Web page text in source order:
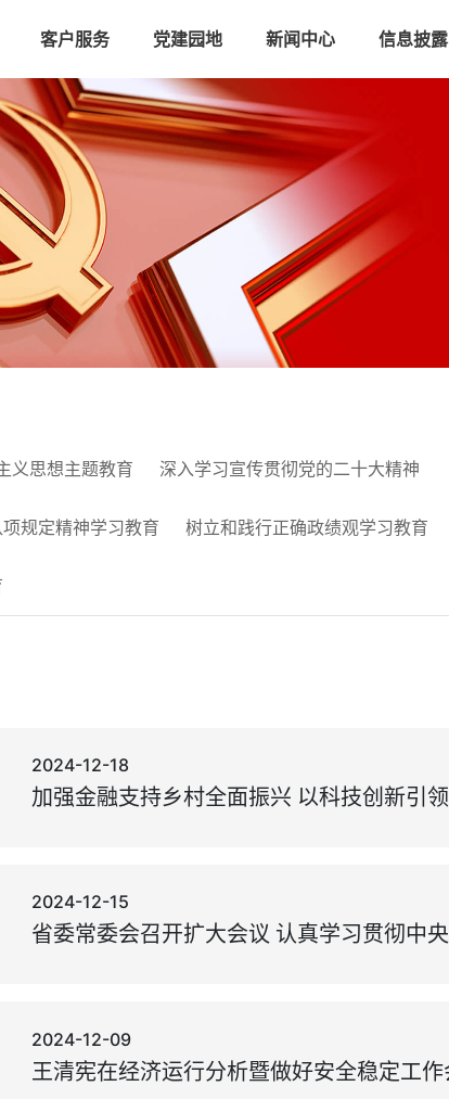
客户服务 党建园地 新闻中心 信息披露
义思想主题教育 深入学习宣传贯彻党的二十大精神
规定精神学习教育 树立和践行正确政绩观学习教育
2024-12-18
2024-12-15
2024-12-09